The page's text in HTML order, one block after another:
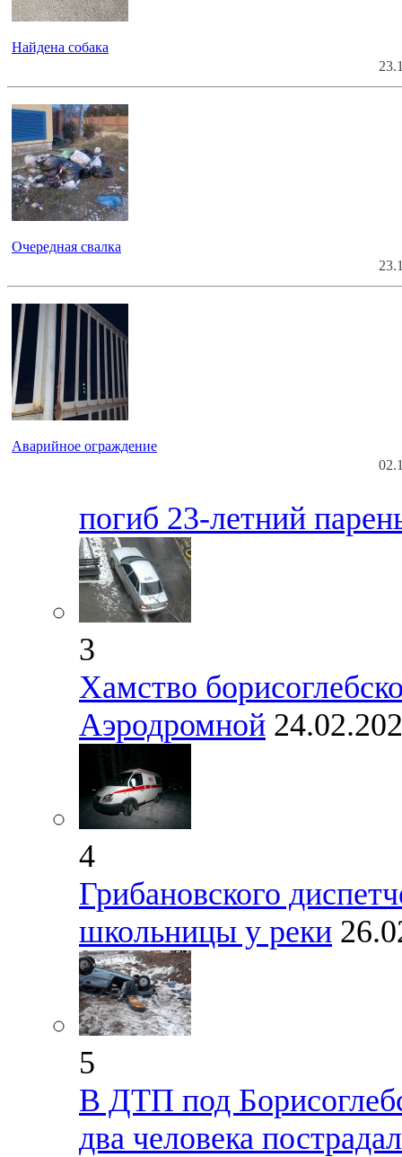
Найдена собака
Очередная свалка
Аварийное ограждение
погиб 23-летний
3
Хамство
Аэродромной
4
Грибановского
школьницы у реки
5
В ДТП под
два человека